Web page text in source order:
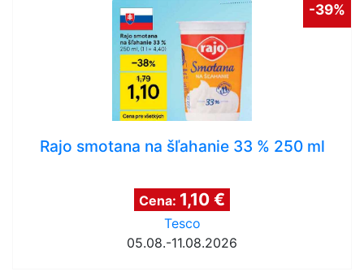
-39%
Rajo smotana na šľahanie 33 % 250 ml
Cena: 1,10 €
Tesco
05.08.-11.08.2026